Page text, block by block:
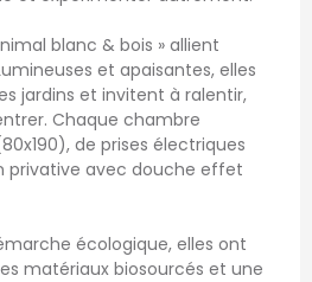
blanc & bois » allient
et apaisantes, elles
jardins et invitent à ralentir,
Chaque chambre
de prises électriques
privative avec douche effet
écologique, elles ont
matériaux biosourcés et une